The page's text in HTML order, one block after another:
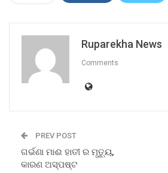
Ruparekha News
Comments
PREV POST
ଗର୍ଭଣା ମାଈ ହାତୀ ର ମୃତ୍ୟୁ,
କାରଣ ଅସ୍ପଷ୍ଟ